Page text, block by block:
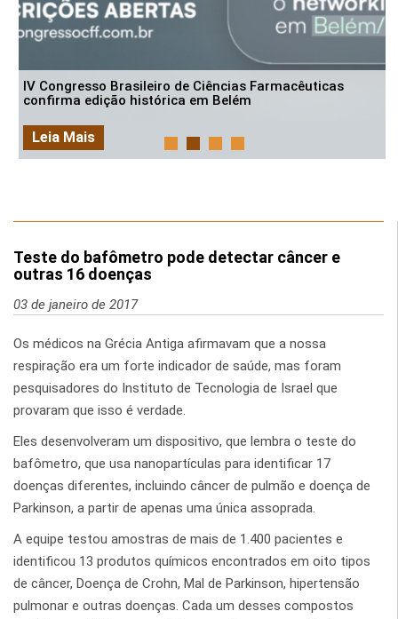
IV Congresso Brasileiro de Ciências Farmacêuticas
confirma edição histórica em Belém
Leia Mais
Teste do bafômetro pode detectar câncer e
outras 16 doenças
03 de janeiro de 2017
Os médicos na Grécia Antiga afirmavam que a nossa
respiração era um forte indicador de saúde, mas foram
pesquisadores do Instituto de Tecnologia de Israel que
provaram que isso é verdade.
Eles desenvolveram um dispositivo, que lembra o teste do
bafômetro, que usa nanopartículas para identificar 17
doenças diferentes, incluindo câncer de pulmão e doença de
Parkinson, a partir de apenas uma única assoprada.
A equipe testou amostras de mais de 1.400 pacientes e
identificou 13 produtos químicos encontrados em oito tipos
de câncer, Doença de Crohn, Mal de Parkinson, hipertensão
pulmonar e outras doenças. Cada um desses compostos